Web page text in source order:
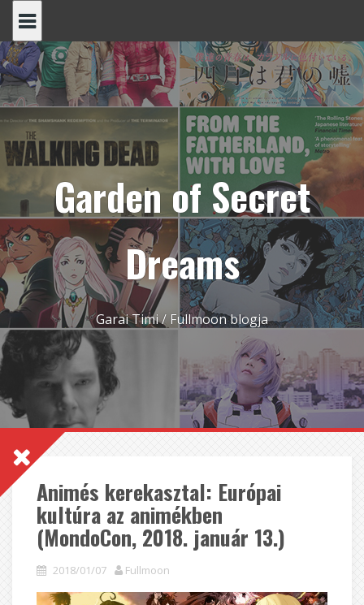
content
Garden of Secret
Dreams
Garai Timi / Fullmoon blogja
Animés kerekasztal: Európai
kultúra az animékben
(MondoCon, 2018. január 13.)
2018/01/07 Fullmoon